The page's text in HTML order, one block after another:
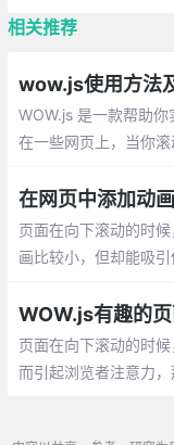
相关推荐
wow.js使用方法
WOW.js 是一款帮助你
在一些网页上，当你
插件，很容易定制，你
度、偏移和迭代等。
在网页中添加动
页面在向下滚动的时
画比较小，但却能吸
更加快捷有效了
WOW.js有趣的
页面在向下滚动的时
而引起浏览者注意力